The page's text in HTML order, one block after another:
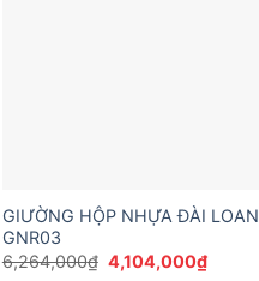
GIƯỜNG HỘP NHỰA ĐÀI LOAN
GNR03
6,264,000₫ Giá
gốc
4,104,000₫Giá